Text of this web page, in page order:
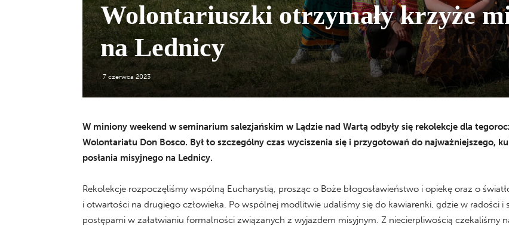
Wolontariuszki otrzymały krzyże
na Lednicy
7 czerwca 2023
W miniony weekend w seminarium salezjańskim w Lądzie nad Wartą odbyły się rekolekcje dla
Wolontariatu Don Bosco. Był to szczególny czas wyciszenia się i przygotowań do najważniejszego,
posłania misyjnego na Lednicy.
Rekolekcje rozpoczęliśmy wspólną Eucharystią, prosząc o Boże błogosławieństwo i opiekę oraz o
i otwartości na drugiego człowieka. Po wspólnej modlitwie udaliśmy się do kawiarenki, gdzie w radości
postępami w załatwianiu formalności związanych z wyjazdem misyjnym. Z niecierpliwością czekaliśmy